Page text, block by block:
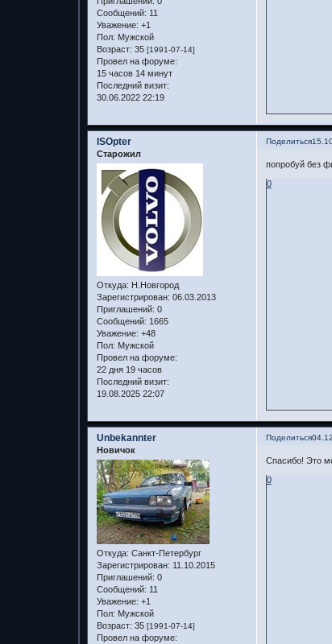
Сообщений: 11
Уважение: +1
Пол: Мужской
Возраст: 35 [1991-07-14]
Провел на форуме:
15 часов 14 минут
Последний визит:
30.06.2022 22:19
Поделиться
ISOpter
Старожил
Откуда: Н.Новгород
Зарегистрирован: 06.03.2013
Приглашений: 0
Сообщений: 1665
Уважение: +48
Пол: Мужской
Провел на форуме:
22 дня 19 часов
Последний визит:
19.08.2025 22:07
попробуй без
0
Поделиться
Unbekannter
Новичок
Откуда: Санкт-Петербург
Зарегистрирован: 11.10.2015
Приглашений: 0
Сообщений: 11
Уважение: +1
Пол: Мужской
Возраст: 35 [1991-07-14]
Провел на форуме:
Спасибо! Это
0